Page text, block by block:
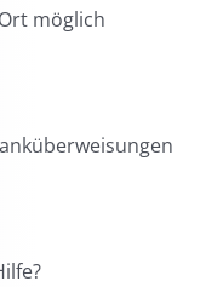
möglich